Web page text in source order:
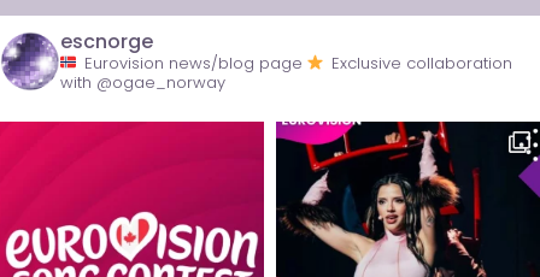
escnorge
Eurovision news/blog page
Exclusive collaboration
with @ogae_norway